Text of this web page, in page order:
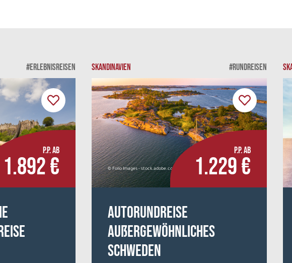
#ERLEBNISREISEN
P.P. AB
1.892 €
SKANDINAVIEN #RUNDREISEN
© Folio Images - stock.adobe.com
P.P. AB
1.229 €
Autorundreise
Außergewöhnliches
Schweden